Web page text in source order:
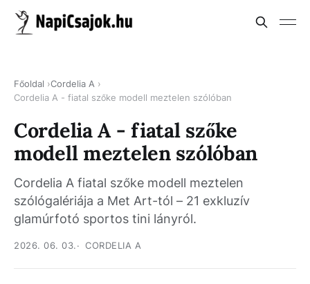
Főoldal
Cordelia A
Cordelia A - fiatal szőke modell meztelen szólóban
Cordelia A - fiatal szőke
modell meztelen szólóban
Cordelia A fiatal szőke modell meztelen
szólógalériája a Met Art-tól – 21 exkluzív
glamúrfotó sportos tini lányról.
2026. 06. 03. CORDELIA A